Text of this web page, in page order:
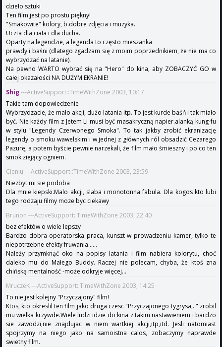
dzieło sztuki
Ten film jest po prostu piękny!
"Smakowite" kolory, b.dobre zdjęcia i muzyka.
Uczta dla ciała i dla ducha.
Oparty na legendzie, a legenda to często mieszanka
prawdy i baśni (dlatego zgadzam się z moim poprzednikiem, że nie ma co
wybrzydzać na latanie).
Na pewno WARTO wybrać się na "Hero" do kina, aby ZOBACZYĆ GO w
całej okazałości NA DUŻYM EKRANIE!
Shig---ActiveSupport::TimeWithZone 2003, 10:17
Takie tam dopowiedzenie
Wybrzydzacie, że mało akcji, dużo latania itp. To jest kurde baśń i tak miało
być. Nie każdy film z Jetem Li musi być masakryczną napier.alanką kung-fu
w stylu "Legendy Czerwonego Smoka". To tak jakby zrobić ekranizację
legendy o smoku wawelskim i w jednej z głównych ról obsadzić Cezarego
Pazurę, a potem byście pewnie narzekali, że film mało śmieszny i po co ten
smok ziejący ogniem.
Cieniu ---ActiveSupport::TimeWithZone 2003, 23:59
Niezbyt mi sie podoba
Dla mnie kiepski.Malo akcji, slaba i monotonna fabula. Dla kogos kto lubi
tego rodzaju filmy moze byc ciekawy
Brunon ---ActiveSupport::TimeWithZone 2003, 22:40
bez efektów o wiele lepszy
Bardzo dobra operatorska praca, kunszt w prowadzeniu kamer, tylko te
niepotrzebne efekty fruwania......
Należy przymknąć oko na popisy latania i film nabiera kolorytu, choć
daleko mu do Małego Buddy. Raczej nie polecam, chyba, że ktoś zna
chińską mentalność -może odkryje więcej...
MruczeK ---ActiveSupport::TimeWithZone 2003, 14:25
To nie jest kolejny "Przyczajony" film!
Ktos, kto okreslil ten film jako druga czesc "Przyczajonego tygrysa,.." zrobil
mu wielka krzywde.Wiele ludzi idzie do kina z takim nastawieniem i bardzo
sie zawodzi,nie znajdujac w niem wartkiej akcji,itp,itd. Jesli natomiast
spojrzymy na niego jako na samoistna calos, zobaczymy naprawde
swietny film.